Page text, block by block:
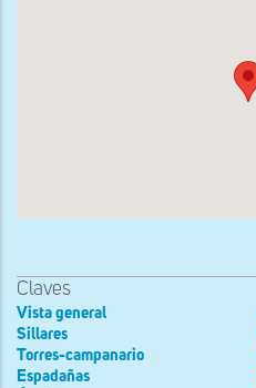
Claves
Vista general
Sillares
Torres-campanario
Espadañas